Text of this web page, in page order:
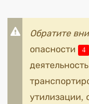
Обратите
опасности
4
утилизации,